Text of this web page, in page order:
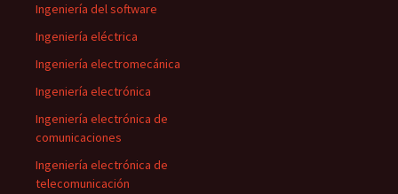
Ingeniería del software
Ingeniería eléctrica
Ingeniería electromecánica
Ingeniería electrónica
Ingeniería electrónica de
comunicaciones
Ingeniería electrónica de
telecomunicación